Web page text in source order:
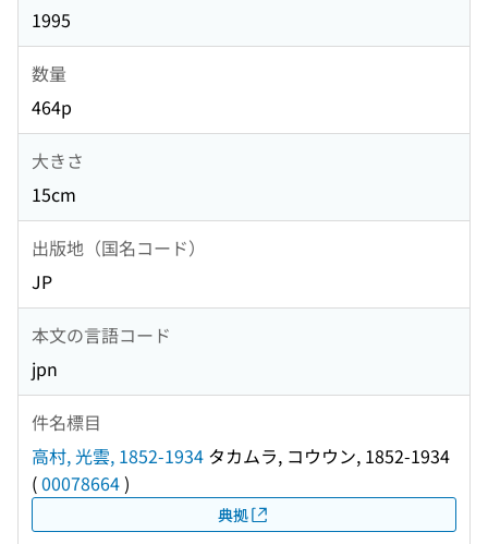
1995
数量
464p
大きさ
15cm
出版地（国名コード）
JP
本文の言語コード
jpn
件名標目
高村, 光雲, 1852-1934 タカムラ, コウウン, 1852-1934
(00078664)
典拠